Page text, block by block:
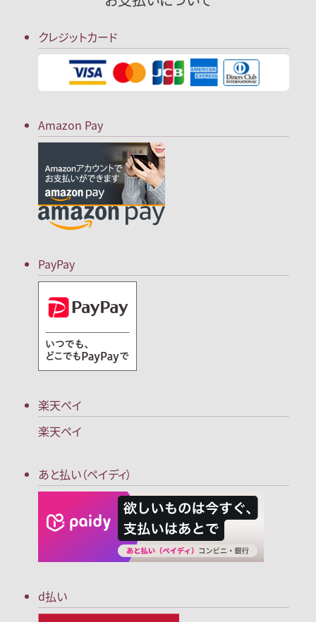
クレジットカード
Amazon Pay
PayPay
楽天ペイ
楽天ペイ
あと払い（ペイディ）
d払い